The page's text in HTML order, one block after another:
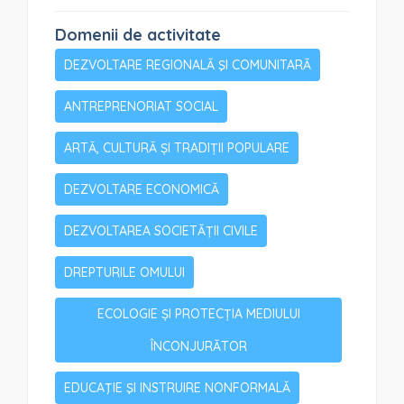
Domenii de activitate
DEZVOLTARE REGIONALĂ ŞI COMUNITARĂ
ANTREPRENORIAT SOCIAL
ARTĂ, CULTURĂ ȘI TRADIȚII POPULARE
DEZVOLTARE ECONOMICĂ
DEZVOLTAREA SOCIETĂȚII CIVILE
DREPTURILE OMULUI
ECOLOGIE ȘI PROTECȚIA MEDIULUI
ÎNCONJURĂTOR
EDUCAŢIE ŞI INSTRUIRE NONFORMALĂ